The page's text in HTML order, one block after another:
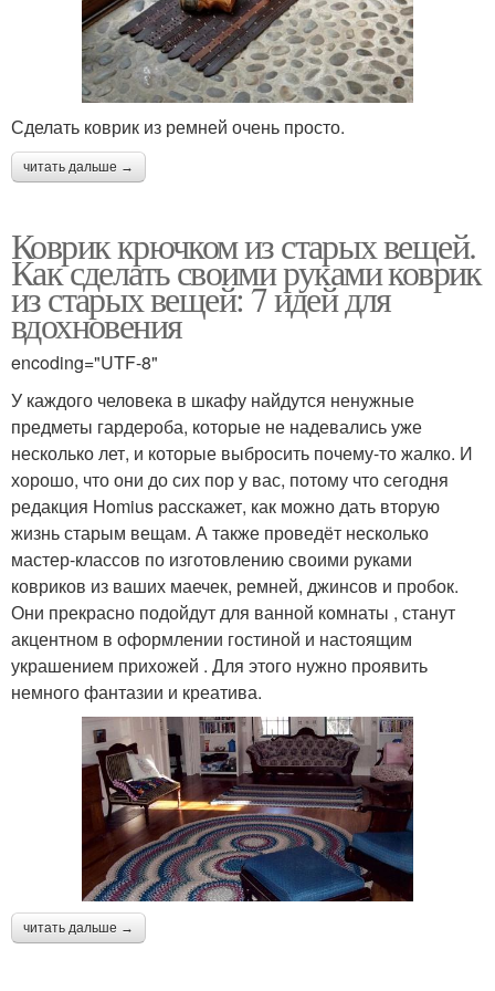
Сделать коврик из ремней очень просто.
читать дальше →
Коврик крючком из старых вещей.
Как сделать своими руками коврик
из старых вещей: 7 идей для
вдохновения
encoding="UTF-8"
У каждого человека в шкафу найдутся ненужные
предметы гардероба, которые не надевались уже
несколько лет, и которые выбросить почему-то жалко. И
хорошо, что они до сих пор у вас, потому что сегодня
редакция Homius расскажет, как можно дать вторую
жизнь старым вещам. А также проведёт несколько
мастер-классов по изготовлению своими руками
ковриков из ваших маечек, ремней, джинсов и пробок.
Они прекрасно подойдут для ванной комнаты , станут
акцентном в оформлении гостиной и настоящим
украшением прихожей . Для этого нужно проявить
немного фантазии и креатива.
читать дальше →